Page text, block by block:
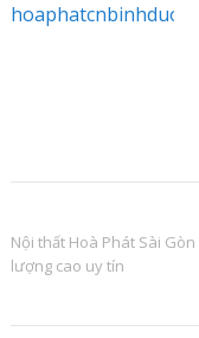
Nội thất Hoà Phát Sài
lượng cao uy tín